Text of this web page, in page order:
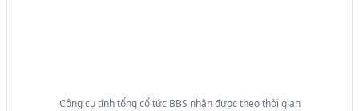
Công cụ tính tổng cổ tức BBS nhận được theo thời gian